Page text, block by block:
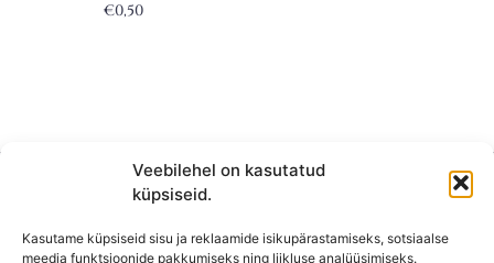
Veebilehel on kasutatud
küpsiseid.
Kasutame küpsiseid sisu ja reklaamide isikupärastamiseks, sotsiaalse
meedia funktsioonide pakkumiseks ning liikluse analüüsimiseks.
€0,50